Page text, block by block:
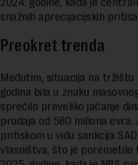
2024. godine, kada je
snažnih aprecijacijskih
Preokret trenda
Međutim, situacija na tržištu
godina bila u znaku
sprečilo preveliko jačanje
prodaja od 580 miliona
pritiskom u vidu sankcija
vlasništva, što je poremetilo